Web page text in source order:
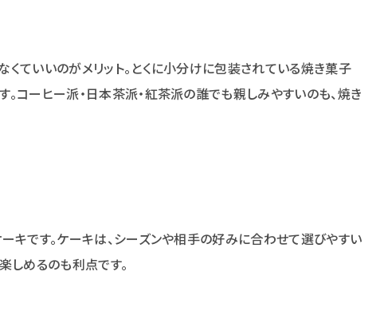
ていいのがメリット。とくに小分けに包装されている焼き菓子
コーヒー派・日本茶派・紅茶派の誰でも親しみやすいのも、焼き
キです。ケーキは、シーズンや相手の好みに合わせて選びやすい
しめるのも利点です。